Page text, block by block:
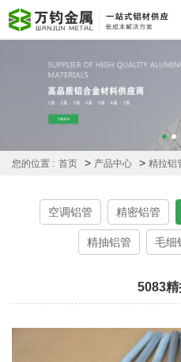
您的位置 : 首页 > 产品中心 > 精拉铝
空调铝管 精密铝管
精抽铝管 毛细
5083